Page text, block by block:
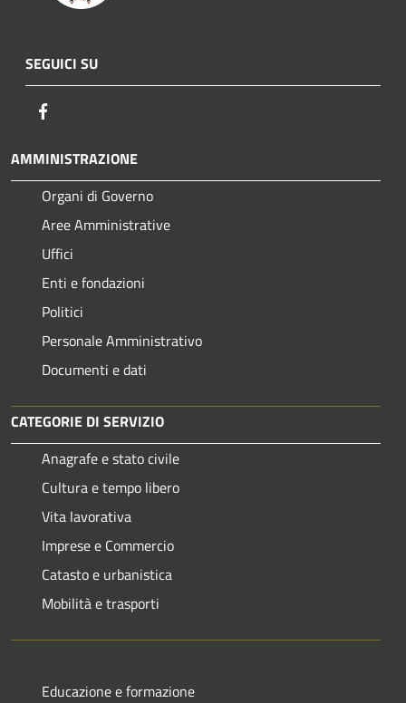
SEGUICI SU
AMMINISTRAZIONE
Organi di Governo
Aree Amministrative
Uffici
Enti e fondazioni
Politici
Personale Amministrativo
Documenti e dati
CATEGORIE DI SERVIZIO
Anagrafe e stato civile
Cultura e tempo libero
Vita lavorativa
Imprese e Commercio
Catasto e urbanistica
Mobilità e trasporti
Educazione e formazione